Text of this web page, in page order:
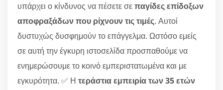
υπάρχει ο κίνδυνος να πέσετε σεπαγίδες επίδοξων
αποφραξάδων που ρίχνουν τις τιμές. Αυτοί
δυστυχώς δυσφημούν το επάγγελμα. Ωστόσο εμείς
σε αυτή την έγκυρη ιστοσελίδα προσπαθούμε να
ενημερώσουμε το κοινό εμπεριστατωμένα και με
εγκυρότητα. ✅ Η τεράστια εμπειρία των 35 ετών